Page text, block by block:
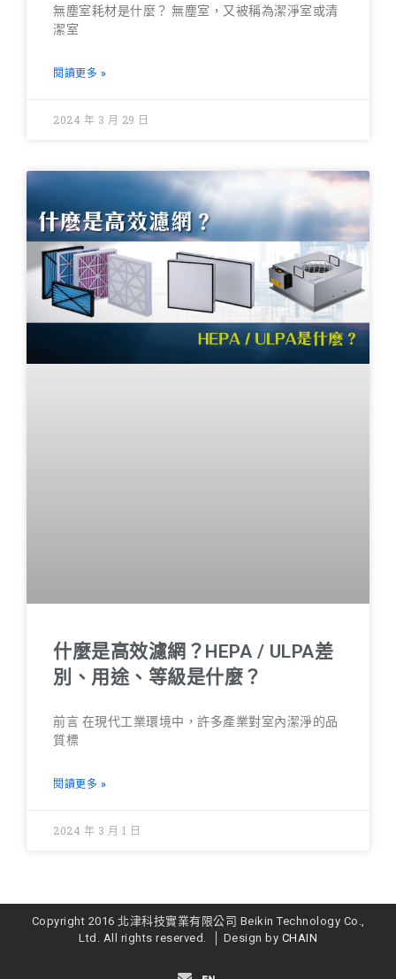
無塵室耗材是什麼？ 無塵室，又被稱為潔淨室或清
潔室
閱讀更多 »
2024 年 3 月 29 日
什麼是高效濾網？HEPA / ULPA差
別、用途、等級是什麼？
前言 在現代工業環境中，許多產業對室內潔淨的品
質標
閱讀更多 »
2024 年 3 月 1 日
Copyright 2016 北津科技實業有限公司 Beikin Technology Co.,
Ltd. All rights reserved. │ Design by CHAIN